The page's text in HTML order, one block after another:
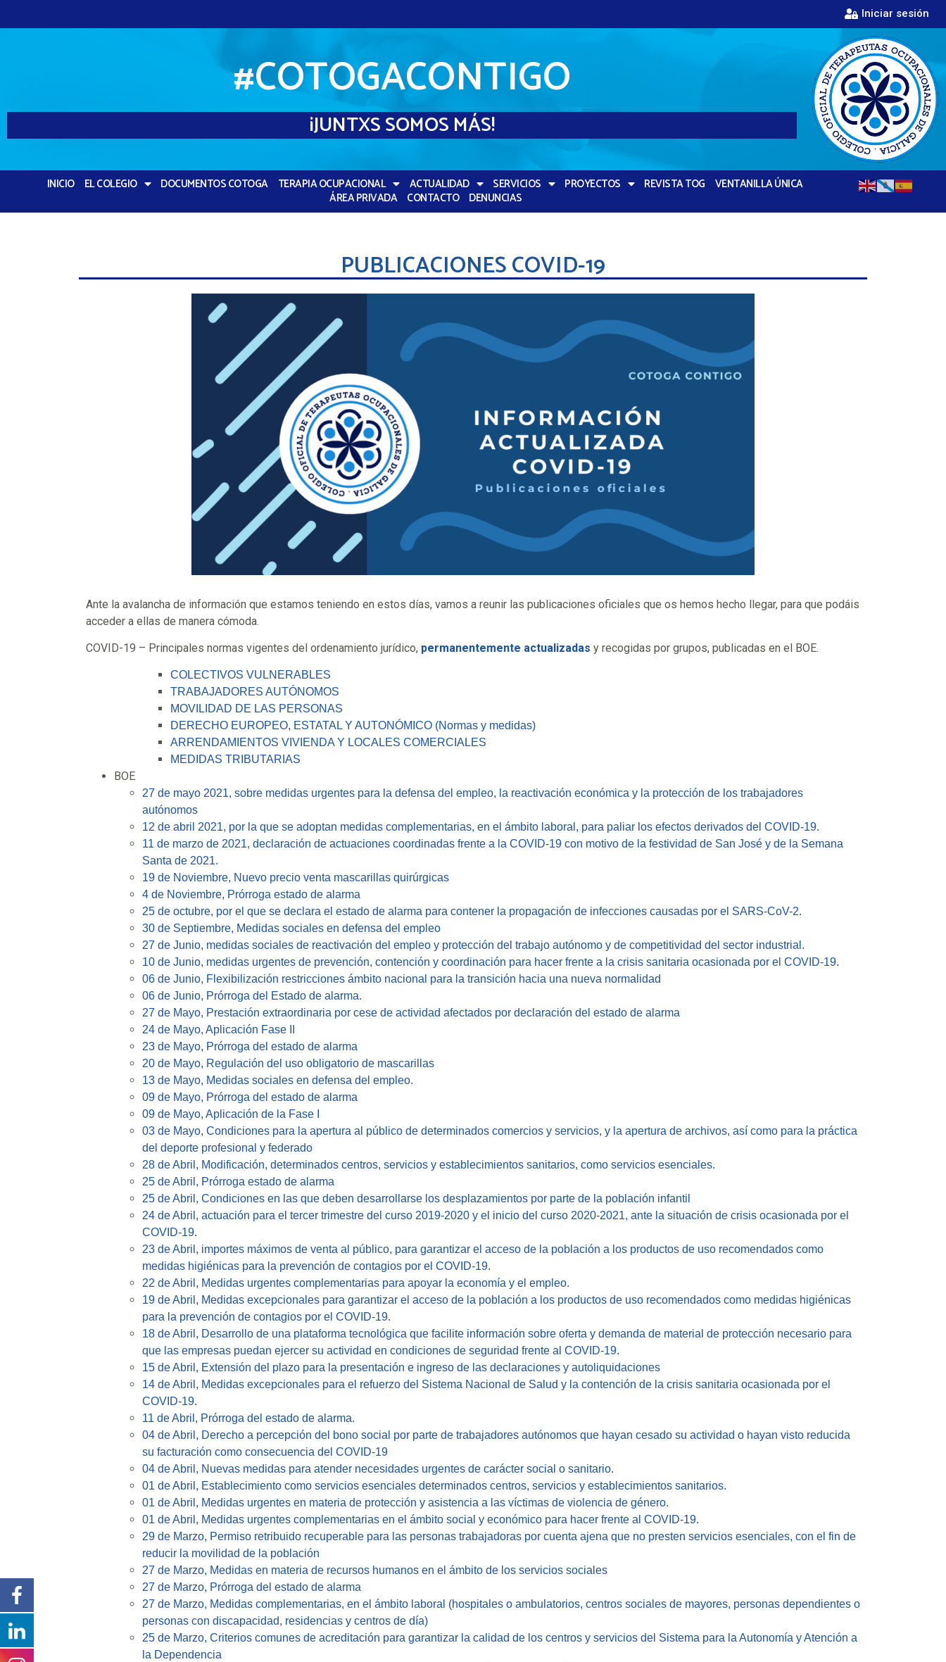
Iniciar sesión
#COTOGACONTIGO
¡JUNTXS SOMOS MÁS!
INICIO EL COLEGIO DOCUMENTOS COTOGA TERAPIA OCUPACIONAL ACTUALIDAD SERVICIOS PROYECTOS REVISTA TOG VENTANILLA ÚNICA
ÁREA PRIVADA CONTACTO DENUNCIAS
PUBLICACIONES COVID-19
Ante la avalancha de información que estamos teniendo en estos días, vamos a reunir las publicaciones oficiales que os hemos hecho llegar, para que podáis
acceder a ellas de manera cómoda.
COVID-19 – Principales normas vigentes del ordenamiento jurídico, permanentemente actualizadas y recogidas por grupos, publicadas en el BOE.
COLECTIVOS VULNERABLES
TRABAJADORES AUTÓNOMOS
MOVILIDAD DE LAS PERSONAS
DERECHO EUROPEO, ESTATAL Y AUTONÓMICO (Normas y medidas)
ARRENDAMIENTOS VIVIENDA Y LOCALES COMERCIALES
MEDIDAS TRIBUTARIAS
BOE
27 de mayo 2021, sobre medidas urgentes para la defensa del empleo, la reactivación económica y la protección de los trabajadores
autónomos
12 de abril 2021, por la que se adoptan medidas complementarias, en el ámbito laboral, para paliar los efectos derivados del COVID-19.
11 de marzo de 2021, declaración de actuaciones coordinadas frente a la COVID-19 con motivo de la festividad de San José y de la Semana
Santa de 2021.
19 de Noviembre, Nuevo precio venta mascarillas quirúrgicas
4 de Noviembre, Prórroga estado de alarma
25 de octubre, por el que se declara el estado de alarma para contener la propagación de infecciones causadas por el SARS-CoV-2.
30 de Septiembre, Medidas sociales en defensa del empleo
27 de Junio, medidas sociales de reactivación del empleo y protección del trabajo autónomo y de competitividad del sector industrial.
10 de Junio, medidas urgentes de prevención, contención y coordinación para hacer frente a la crisis sanitaria ocasionada por el COVID-19.
06 de Junio, Flexibilización restricciones ámbito nacional para la transición hacia una nueva normalidad
06 de Junio, Prórroga del Estado de alarma.
27 de Mayo, Prestación extraordinaria por cese de actividad afectados por declaración del estado de alarma
24 de Mayo, Aplicación Fase II
23 de Mayo, Prórroga del estado de alarma
20 de Mayo, Regulación del uso obligatorio de mascarillas
13 de Mayo, Medidas sociales en defensa del empleo.
09 de Mayo, Prórroga del estado de alarma
09 de Mayo, Aplicación de la Fase I
03 de Mayo, Condiciones para la apertura al público de determinados comercios y servicios, y la apertura de archivos, así como para la práctica
del deporte profesional y federado
28 de Abril, Modificación, determinados centros, servicios y establecimientos sanitarios, como servicios esenciales.
25 de Abril, Prórroga estado de alarma
25 de Abril, Condiciones en las que deben desarrollarse los desplazamientos por parte de la población infantil
24 de Abril, actuación para el tercer trimestre del curso 2019-2020 y el inicio del curso 2020-2021, ante la situación de crisis ocasionada por el
COVID-19.
23 de Abril, importes máximos de venta al público, para garantizar el acceso de la población a los productos de uso recomendados como
medidas higiénicas para la prevención de contagios por el COVID-19.
22 de Abril, Medidas urgentes complementarias para apoyar la economía y el empleo.
19 de Abril, Medidas excepcionales para garantizar el acceso de la población a los productos de uso recomendados como medidas higiénicas
para la prevención de contagios por el COVID-19.
18 de Abril, Desarrollo de una plataforma tecnológica que facilite información sobre oferta y demanda de material de protección necesario para
que las empresas puedan ejercer su actividad en condiciones de seguridad frente al COVID-19.
15 de Abril, Extensión del plazo para la presentación e ingreso de las declaraciones y autoliquidaciones
14 de Abril, Medidas excepcionales para el refuerzo del Sistema Nacional de Salud y la contención de la crisis sanitaria ocasionada por el
COVID-19.
11 de Abril, Prórroga del estado de alarma.
04 de Abril, Derecho a percepción del bono social por parte de trabajadores autónomos que hayan cesado su actividad o hayan visto reducida
su facturación como consecuencia del COVID-19
04 de Abril, Nuevas medidas para atender necesidades urgentes de carácter social o sanitario.
01 de Abril, Establecimiento como servicios esenciales determinados centros, servicios y establecimientos sanitarios.
01 de Abril, Medidas urgentes en materia de protección y asistencia a las víctimas de violencia de género.
01 de Abril, Medidas urgentes complementarias en el ámbito social y económico para hacer frente al COVID-19.
29 de Marzo, Permiso retribuido recuperable para las personas trabajadoras por cuenta ajena que no presten servicios esenciales, con el fin de
reducir la movilidad de la población
27 de Marzo, Medidas en materia de recursos humanos en el ámbito de los servicios sociales
27 de Marzo, Prórroga del estado de alarma
27 de Marzo, Medidas complementarias, en el ámbito laboral (hospitales o ambulatorios, centros sociales de mayores, personas dependientes o
personas con discapacidad, residencias y centros de día)
25 de Marzo, Criterios comunes de acreditación para garantizar la calidad de los centros y servicios del Sistema para la Autonomía y Atención a
la Dependencia